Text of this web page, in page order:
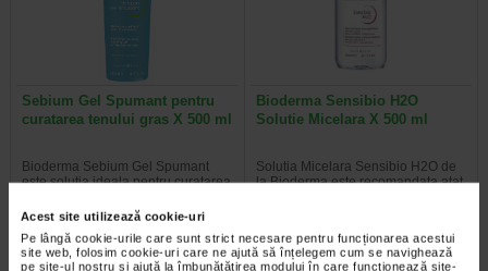
Acest site utilizează cookie-uri
Pe lângă cookie-urile care sunt strict necesare pentru funcționarea acestui
site web, folosim cookie-uri care ne ajută să înțelegem cum se navighează
pe site-ul nostru și ajută la îmbunătățirea modului în care funcționează site-
Sebium Gel Spumant pentru
curatarea tenului gras X 500 ml
Bioderma Sebium Gel Spumant
este solutia ideala pentru curatarea
Bioderma Sensibio H2O
Solutie Micelara X 500 ml
Solutia Micelara Sensibio H2O de
la Bioderma este recomandata atat